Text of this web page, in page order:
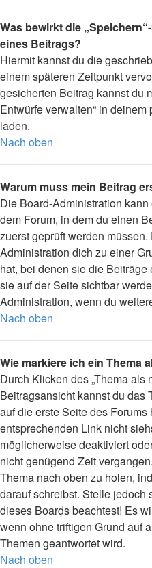
Was bewirkt die
eines Beitrags?
Hiermit kannst du die
einem späteren Zeitpunkt
gesicherten Beitrag kannst du
Entwürfe verwalten“ in
laden.
Nach oben
Warum muss mein Beitrag
Die Board-Administration
dem Forum, in dem du einen
zuerst geprüft werden
Administration dich zu einer
hat, bei denen sie die
sie auf der Seite sichtbar
Administration, wenn du
Nach oben
Wie markiere ich ein Thema
Durch Klicken des „Thema als
Beitragsansicht kannst du das
auf die erste Seite des
entsprechenden Link nicht
möglicherweise deaktiviert
nicht genügend Zeit
Thema nach oben zu holen,
darauf schreibst. Stelle jedoch
dieses Boards beachtest! Es
wenn ohne triftigen Grund auf
Themen geantwortet wird.
Nach oben